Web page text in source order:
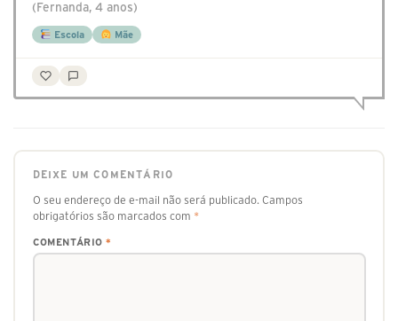
(Fernanda, 4 anos)
Escola Mãe
DEIXE UM COMENTÁRIO
O seu endereço de e-mail não será publicado. Campos
obrigatórios são marcados com *
COMENTÁRIO *